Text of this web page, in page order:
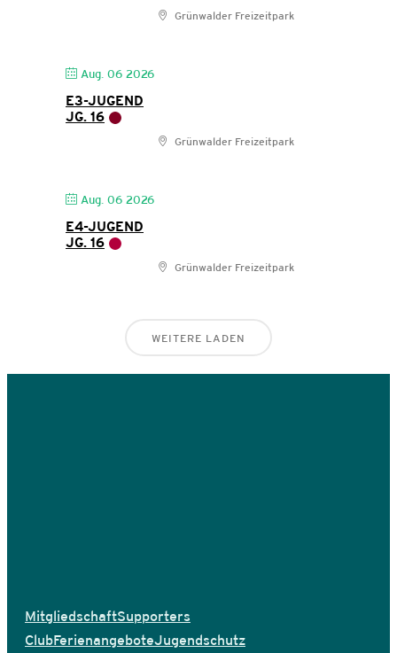
Grünwalder Freizeitpark
Aug. 06 2026
E3-JUGEND
JG. 16
Grünwalder Freizeitpark
Aug. 06 2026
E4-JUGEND
JG. 16
Grünwalder Freizeitpark
WEITERE LADEN
MitgliedschaftSupporters
ClubFerienangeboteJugendschutz